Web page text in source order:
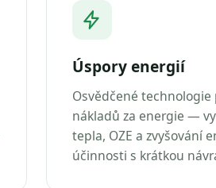
Úspory energií
Osvědčené technologie
nákladů za energie —
tepla, OZE a zvyšování
účinnosti s krátkou